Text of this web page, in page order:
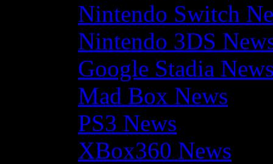
Nintendo Switch
Nintendo 3DS
Google Stadia
Mad Box News
PS3 News
XBox360 News